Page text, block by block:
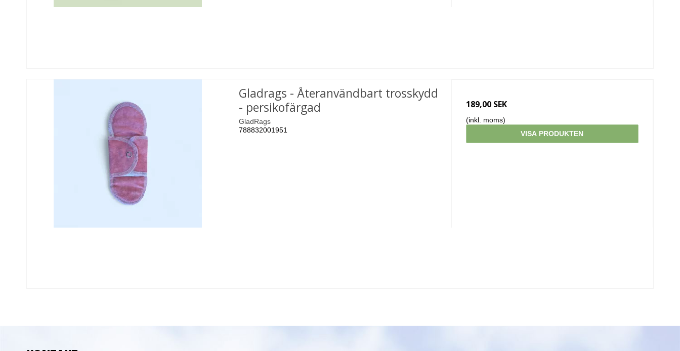
Gladrags - Återanvändbart trosskydd
- persikofärgad
GladRags
788832001951
189,00 SEK
(inkl. moms)
VISA PRODUKTEN